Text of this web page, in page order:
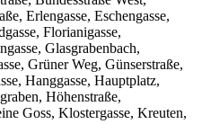
Erlengasse, Eschengasse,
Florianigasse,
Glasgrabenbach,
Grüner Weg, Günserstraße,
Hanggasse, Hauptplatz,
Höhenstraße,
Goss, Klostergasse, Kreuten,